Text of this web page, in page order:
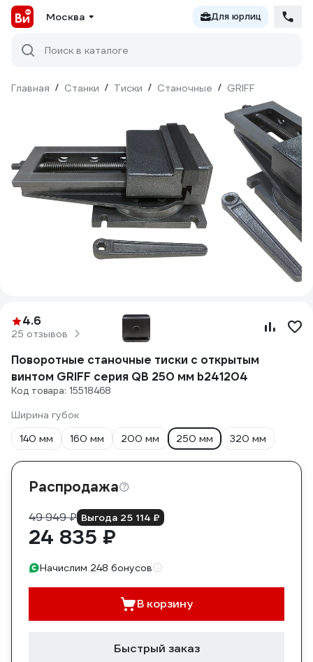
Москва Для юрлиц
Поиск в каталоге
Главная / Станки / Тиски / Станочные / GRIFF
4.6
25 отзывов
Поворотные станочные тиски с открытым
винтом GRIFF серия QB 250 мм b241204
Код товара: 15518468
Ширина губок
140 мм
160 мм 200 мм 250 мм 320 мм
Распродажа
49 949 ₽ Выгода 25 114 ₽
24 835 ₽
Начислим 248 бонусов
В корзину
Быстрый заказ